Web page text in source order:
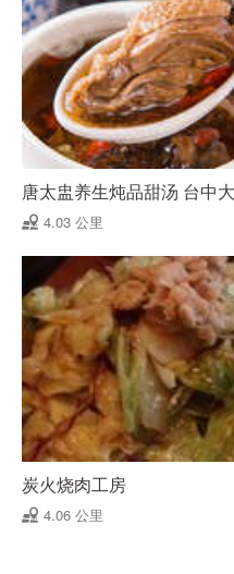
唐太盅养生炖品甜汤 台中
4.03 公里
炭火烧肉工房
4.06 公里